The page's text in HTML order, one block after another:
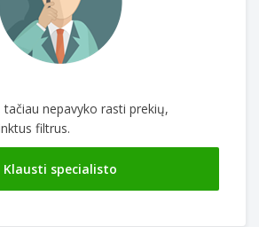
nepavyko rasti prekių,
filtrus.
Klausti specialisto